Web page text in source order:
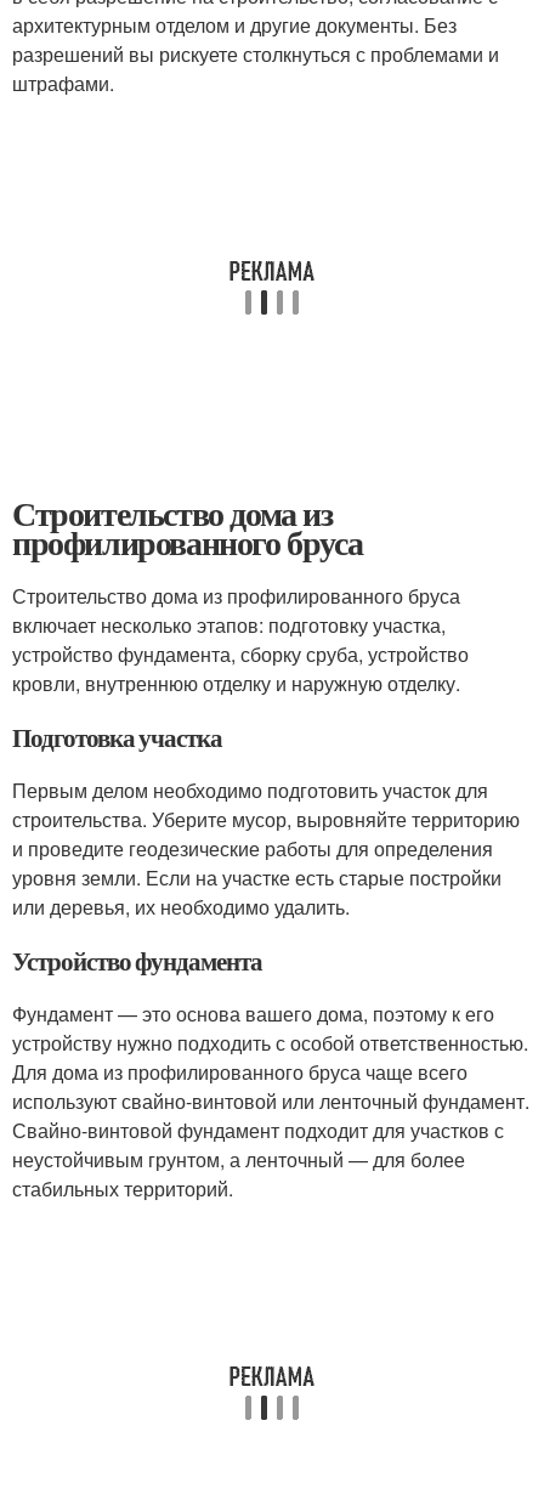
архитектурным отделом и другие документы. Без
разрешений вы рискуете столкнуться с проблемами и
штрафами.
Строительство дома из
профилированного бруса
Строительство дома из профилированного бруса
включает несколько этапов: подготовку участка,
устройство фундамента, сборку сруба, устройство
кровли, внутреннюю отделку и наружную отделку.
Подготовка участка
Первым делом необходимо подготовить участок для
строительства. Уберите мусор, выровняйте территорию
и проведите геодезические работы для определения
уровня земли. Если на участке есть старые постройки
или деревья, их необходимо удалить.
Устройство фундамента
Фундамент — это основа вашего дома, поэтому к его
устройству нужно подходить с особой ответственностью.
Для дома из профилированного бруса чаще всего
используют свайно-винтовой или ленточный фундамент.
Свайно-винтовой фундамент подходит для участков с
неустойчивым грунтом, а ленточный — для более
стабильных территорий.